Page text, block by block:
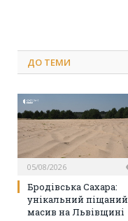
ДО ТЕМИ
05/08/2026
Бродівська Сахара:
унікальний піщаний
масив на Львівщині